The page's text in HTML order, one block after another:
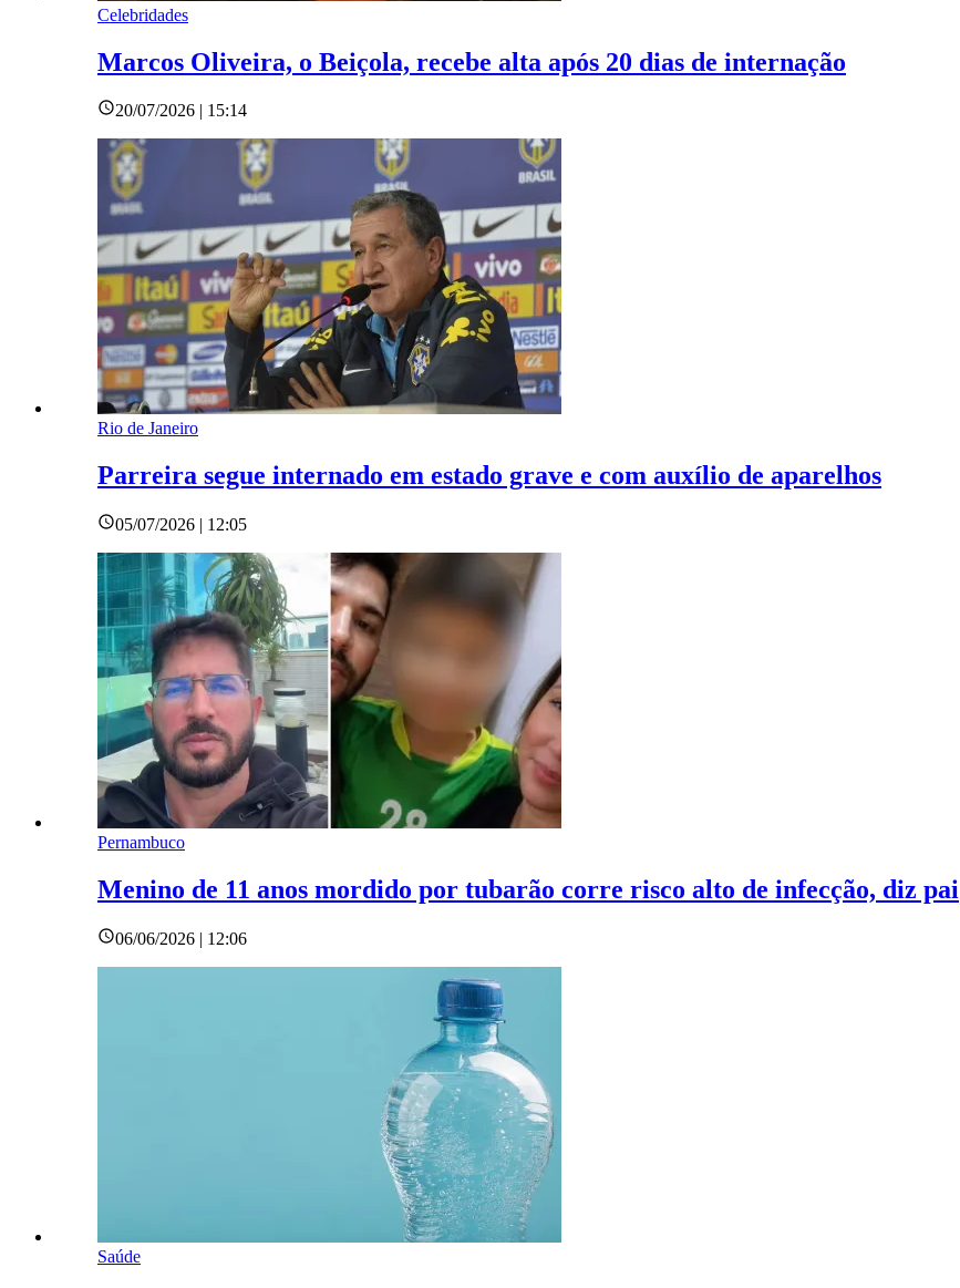
Celebridades
Marcos Oliveira, o Beiçola, recebe alta após 20 dias de internação
20/07/2026 | 15:14
Rio de Janeiro
Parreira segue internado em estado grave e com auxílio de aparelhos
05/07/2026 | 12:05
Pernambuco
Menino de 11 anos mordido por tubarão corre risco alto de infecção, diz pai
06/06/2026 | 12:06
Saúde